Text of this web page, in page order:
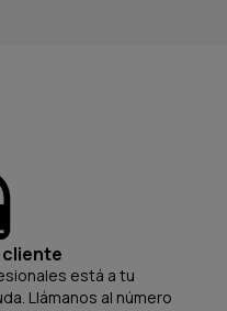
está a tu
Llámanos al número